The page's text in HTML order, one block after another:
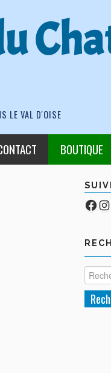
LE VAL D'OISE
BOUTIQUE